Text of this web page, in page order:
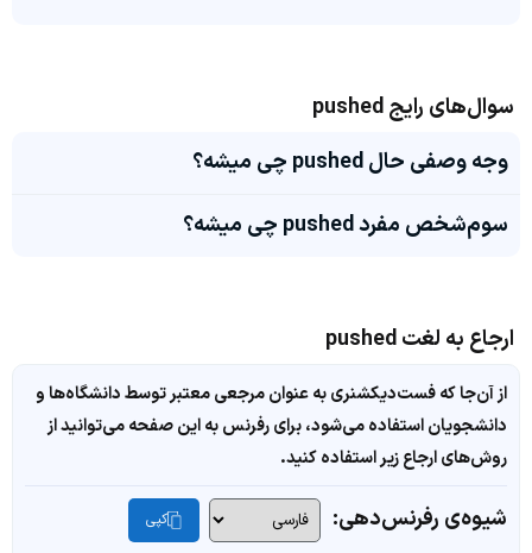
سوال‌های رایج pushed
وجه وصفی حال pushed چی میشه؟
سوم‌شخص مفرد pushed چی میشه؟
ارجاع به لغت pushed
از آن‌جا که فست‌دیکشنری به عنوان مرجعی معتبر توسط دانشگاه‌ها و
دانشجویان استفاده می‌شود، برای رفرنس به این صفحه می‌توانید از
روش‌های ارجاع زیر استفاده کنید.
شیوه‌ی رفرنس‌دهی: کپی